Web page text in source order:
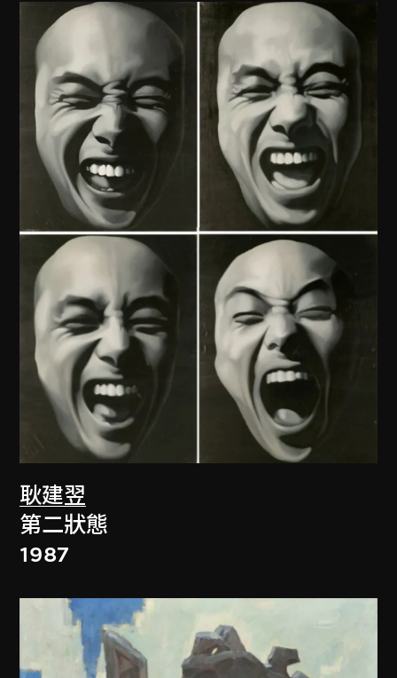
耿建翌
第二狀態
1987